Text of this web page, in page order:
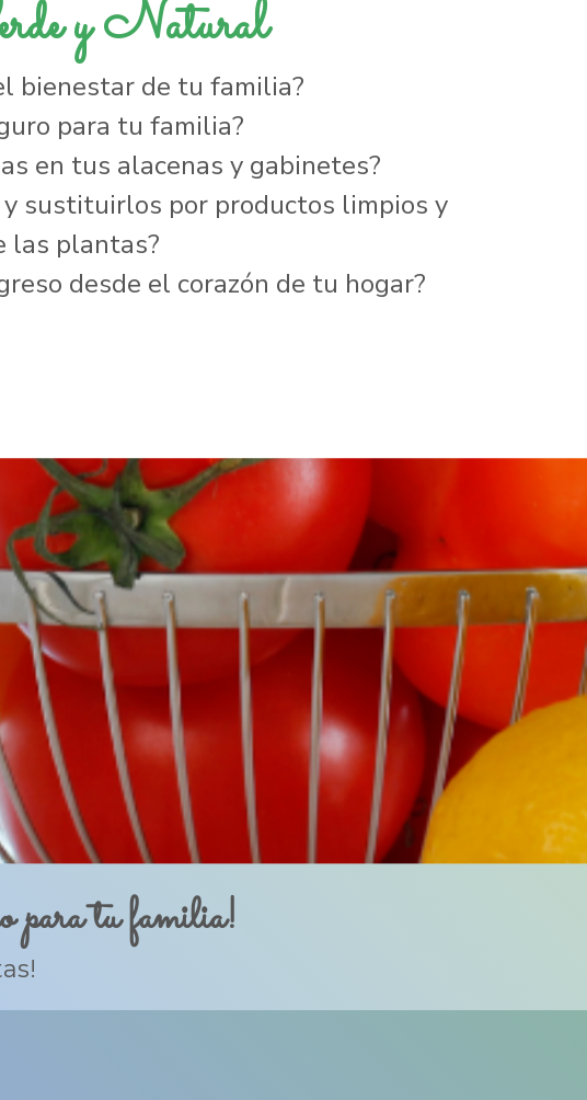
y Natural
bienestar de tu familia?
para tu familia?
en tus alacenas y gabinetes?
sustituirlos por productos limpios y
las plantas?
desde el corazón de tu hogar?
tu familia!